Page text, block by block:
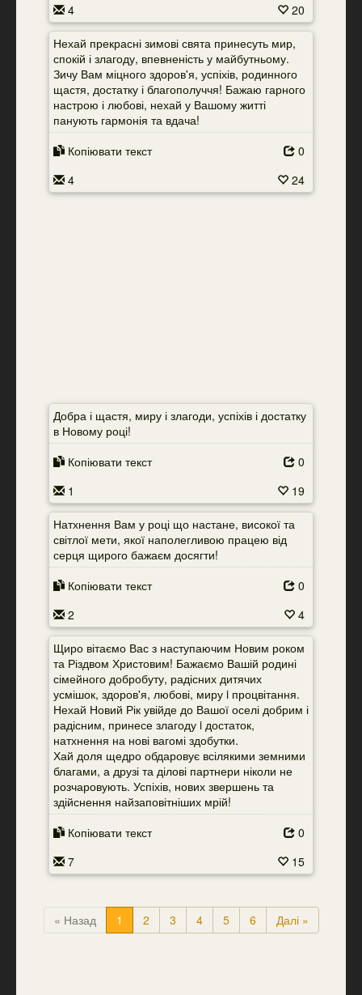
4 20
Нехай прекрасні зимові свята принесуть мир,
спокій і злагоду, впевненість у майбутньому.
Зичу Вам міцного здоров'я, успіхів, родинного
щастя, достатку і благополуччя! Бажаю гарного
настрою і любові, нехай у Вашому житті
панують гармонія та вдача!
Копіювати текст
0
4
24
Добра і щастя, миру і злагоди, успіхів і достатку
в Новому році!
Копіювати текст
0
1
19
Натхнення Вам у році що настане, високої та
світлої мети, якої наполегливою працею від
серця щирого бажаєм досягти!
Копіювати текст
0
2
4
Щиро вітаємо Вас з наступаючим Новим роком
та Різдвом Христовим! Бажаємо Вашій родині
сімейного добробуту, радісних дитячих
усмішок, здоров'я, любові, миру i процвітання.
Нехай Новий Рік увійде до Вашої оселі добрим і
радісним, принесе злагоду i достаток,
натхнення на нові вагомі здобутки.
Хай доля щедро обдаровує всілякими земними
благами, а друзі та ділові партнери ніколи не
розчаровують. Успіхів, нових звершень та
здійснення найзаповітніших мрій!
Копіювати текст
0
7
15
« Назад 1 2 3 4 5 6 Далі »